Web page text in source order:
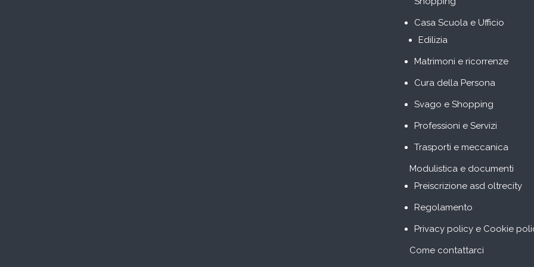
Casa Scuola e Ufficio
Edilizia
Matrimoni e ricorrenze
Cura della Persona
Svago e Shopping
Professioni e Servizi
Trasporti e meccanica
Modulistica e documenti
Preiscrizione asd oltrecity
Regolamento
Privacy policy e Cookie
Come contattarci